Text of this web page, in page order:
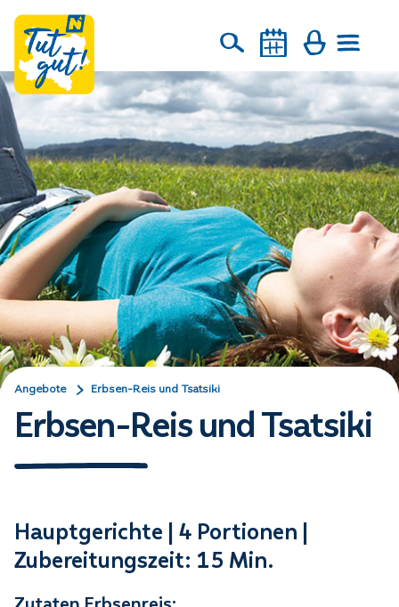
Angebote Erbsen-Reis und Tsatsiki
Erbsen-Reis und Tsatsiki
Hauptgerichte | 4 Portionen |
Zubereitungszeit: 15 Min.